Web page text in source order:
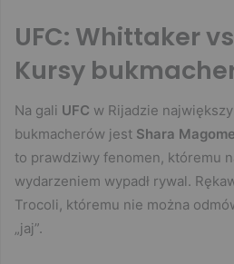
UFC: Whittaker
Kursy
Na gali UFC w Rijadzie
bukmacherów jest Shara
to prawdziwy fenomen, któremu
wydarzeniem wypadł rywal.
Trocoli, któremu nie można
„jaj”.